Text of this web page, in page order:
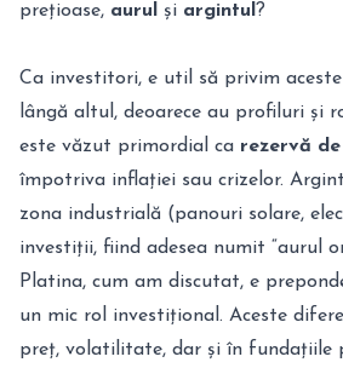
prețioase, aurul și argintul?
Ca investitori, e util să privim
lângă altul, deoarece au profiluri și
este văzut primordial ca rezervă
împotriva inflației sau crizelor.
zona industrială (panouri solare,
investiții, fiind adesea numit “aurul
Platina, cum am discutat, e
un mic rol investițional. Aceste
preț, volatilitate, dar și în fundațiile